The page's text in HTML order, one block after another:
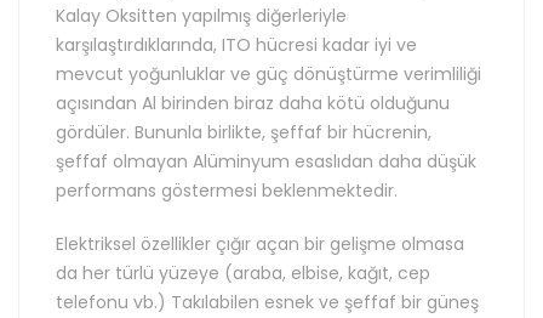
Kalay Oksitten yapılmış diğerleriyle
karşılaştırdıklarında, ITO hücresi kadar iyi ve
mevcut yoğunluklar ve güç dönüştürme verimliliği
açısından Al birinden biraz daha kötü olduğunu
gördüler. Bununla birlikte, şeffaf bir hücrenin,
şeffaf olmayan Alüminyum esaslıdan daha düşük
performans göstermesi beklenmektedir.
Elektriksel özellikler çığır açan bir gelişme olmasa
da her türlü yüzeye (araba, elbise, kağıt, cep
telefonu vb.) Takılabilen esnek ve şeffaf bir güneş